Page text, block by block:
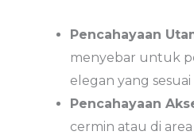
Pencahayaan
menyebar untuk
elegan yang
Pencahayaan
cermin atau di